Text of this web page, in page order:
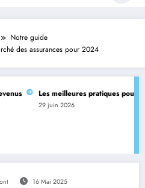
Notre guide
des assurances pour 2024
Les meilleures pratiques pour
29 juin 2026
16 Mai 2025